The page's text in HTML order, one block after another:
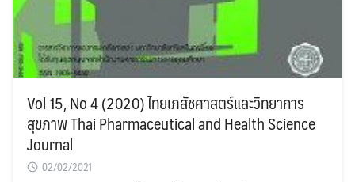
Vol 15, No 4 (2020) ไทยเภสัชศาสตร์และวิทยาการ
สุขภาพ Thai Pharmaceutical and Health Science
Journal
02/02/2021